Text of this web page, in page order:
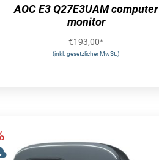
AOC E3 Q27E3UAM computer
monitor
€193,00*
(inkl. gesetzlicher MwSt.)